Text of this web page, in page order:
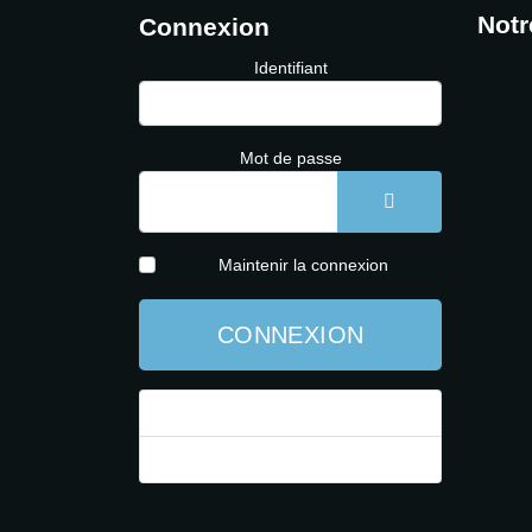
Connexion
Identifiant
Mot de passe
AFFICHER LE
Maintenir la connexion
CONNEXION